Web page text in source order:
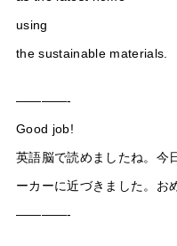
using
the sustainable materials.
————-
Good job!
英語脳で読めましたね。今
ーカーに近づきました。お
————-